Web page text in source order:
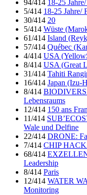
94/414 18-25
5/414 18-25 Jahre/
30/414 20
5/414 Wüste
61/414 Island
57/414 Québec
4/414 USA
8/414 USA (Great
31/414 Tahiti
16/414 Japan (Izu-
8/414
Lebensraums
12/414 150 ans
11/414
Wale und Delfine
22/414 DRONE:
7/414 CHIP
68/414
Leadership
8/414 Paris
12/414 WATER
Monitoring